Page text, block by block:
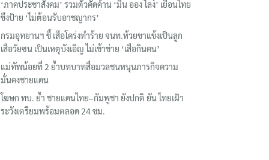
‘ภาคประชาสังคม’ รวมตัวคัดค้าน ‘มิน ออง ไลง์’ เยือนไทย
ขึงป้าย ‘ไม่ต้อนรับอาชญากร’
กรมอุทยานฯ ชี้ เสือโคร่งทำร้าย จนท.ห้วยขาแข้งเป็นลูก
เสือวัยซน เป็นเหตุบังเอิญ ไม่เข้าข่าย ‘เสือกินคน’
แม่ทัพน้อยที่ 2 ย้ำบทบาทสื่อมวลชนหนุนภารกิจความ
มั่นคงชายแดน
โฆษก ทบ. ย้ำ ชายแดนไทย–กัมพูชา ยังปกติ ยัน ไทยเฝ้า
ระวังเตรียมพร้อมตลอด 24 ชม.